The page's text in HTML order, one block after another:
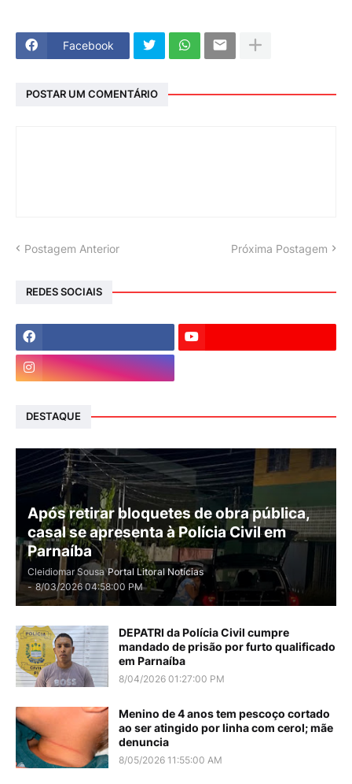
Facebook
POSTAR UM COMENTÁRIO
Postagem Anterior Próxima Postagem
REDES SOCIAIS
DESTAQUE
Após retirar bloquetes de obra pública,
casal se apresenta à Polícia Civil em
Parnaíba
Cleidiomar Sousa Portal Litoral Notícias
- 8/03/2026 04:58:00 PM
DEPATRI da Polícia Civil cumpre
mandado de prisão por furto qualificado
em Parnaíba
8/04/2026 01:27:00 PM
Menino de 4 anos tem pescoço cortado
ao ser atingido por linha com cerol; mãe
denuncia
8/05/2026 11:55:00 AM